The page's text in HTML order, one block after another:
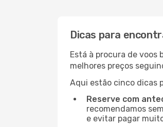
Dicas para
Está à procura de voos
melhores preços
Aqui estão cinco dicas
Reserve com
recomendamos
e evitar pagar